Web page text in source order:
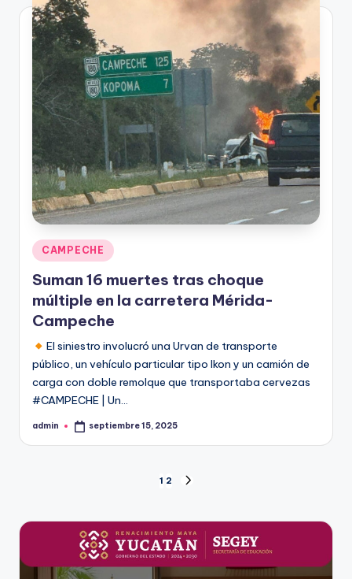
Publicado
en
CAMPECHE
Suman 16 muertes tras choque
múltiple en la carretera Mérida-
Campeche
El siniestro involucró una Urvan de transporte
público, un vehículo particular tipo Ikon y un camión de
carga con doble remolque que transportaba cervezas
#CAMPECHE | Un…
Publicado
admin septiembre 15, 2025
de
entradas
1 2